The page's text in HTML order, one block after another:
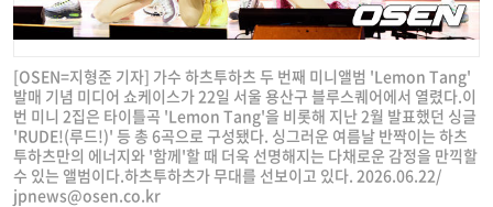
[OSEN=지형준 기자] 가수 하츠투하츠 두 번째 미니앨범 'Lemon Tang'
발매 기념 미디어 쇼케이스가 22일 서울 용산구 블루스퀘어에서 열렸다.이
번 미니 2집은 타이틀곡 'Lemon Tang'을 비롯해 지난 2월 발표했던 싱글
'RUDE!(루드!)' 등 총 6곡으로 구성됐다. 싱그러운 여름날 반짝이는 하츠
투하츠만의 에너지와 '함께'할 때 더욱 선명해지는 다채로운 감정을 만끽할
수 있는 앨범이다.하츠투하츠가 무대를 선보이고 있다. 2026.06.22/
jpnews@osen.co.kr